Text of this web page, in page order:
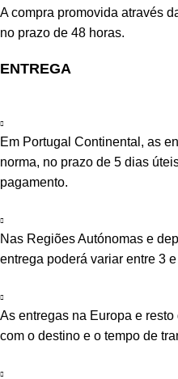
A compra promovida através
no prazo de 48 horas.
ENTREGA
Em Portugal Continental, as
norma, no prazo de 5 dias
pagamento.
Nas Regiões Autónomas e
entrega poderá variar entre 3
As entregas na Europa e
com o destino e o tempo de